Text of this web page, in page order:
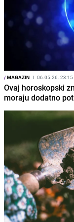
/MAGAZIN I 06.05.26. 23:15
Ovaj horoskopski
moraju dodatno